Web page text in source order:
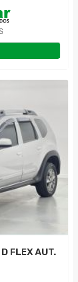
FLEX AUT.